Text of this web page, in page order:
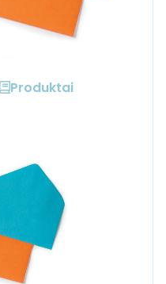
Produktai